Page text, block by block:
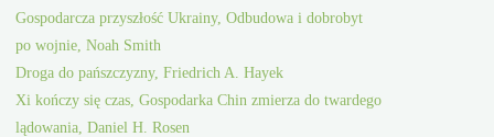
Gospodarcza przyszłość Ukrainy, Odbudowa i dobrobyt
po wojnie, Noah Smith
Droga do pańszczyzny, Friedrich A. Hayek
Xi kończy się czas, Gospodarka Chin zmierza do twardego
lądowania, Daniel H. Rosen